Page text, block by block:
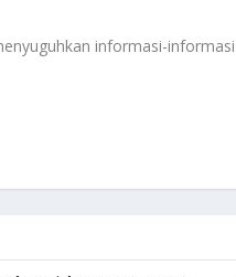
informasi-